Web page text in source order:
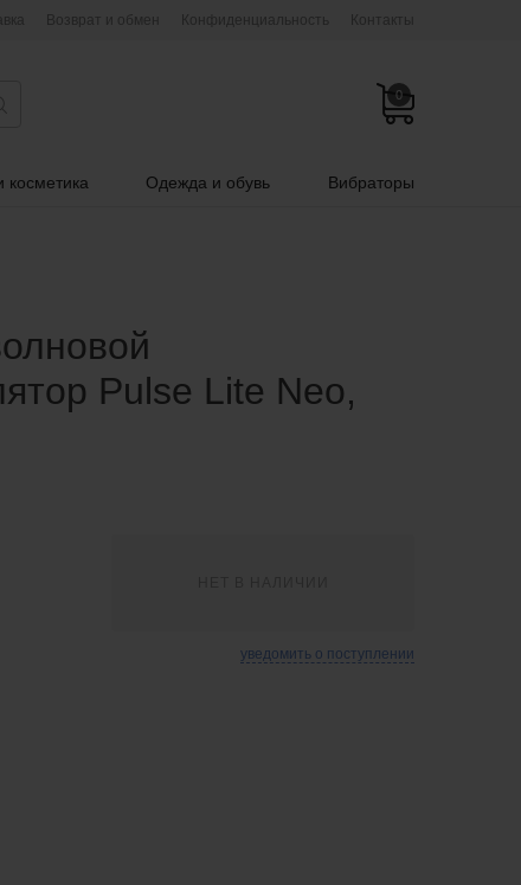
Возврат и обмен Конфиденциальность Контакты
0
косметика Одежда и обувь Вибраторы
Pulse Lite Neo,
уведомить о поступлении